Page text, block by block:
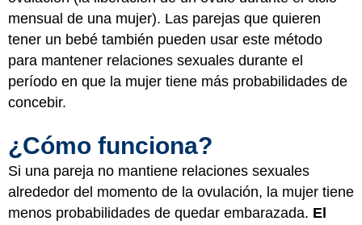
mensual de una mujer). Las parejas que quieren
tener un bebé también pueden usar este método
para mantener relaciones sexuales durante el
período en que la mujer tiene más probabilidades de
concebir.
¿Cómo funciona?
Si una pareja no mantiene relaciones sexuales
alrededor del momento de la ovulación, la mujer tiene
menos probabilidades de quedar embarazada. El